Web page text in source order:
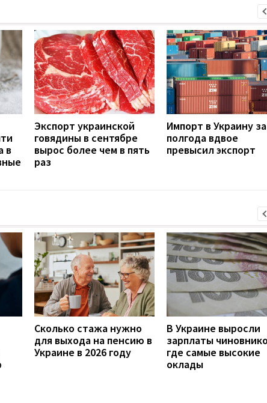
в
Экспорт украинской
говядины в сентябре
вырос более чем в пять
раз
Импорт в Украину за
полгода вдвое
превысил экспорт
Сколько стажа нужно
для выхода на пенсию в
Украине в 2026 году
В Украине выросли
зарплаты
где самые высокие
оклады